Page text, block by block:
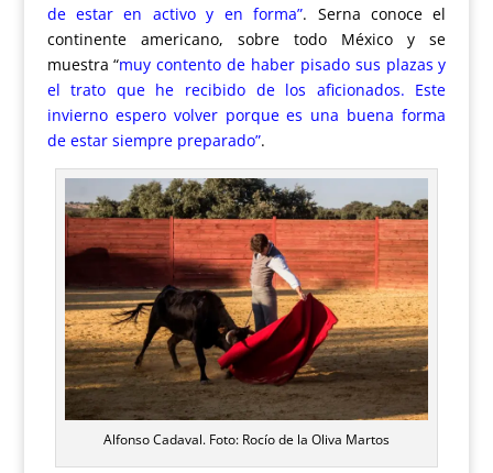
de estar en activo y en forma”. Serna conoce el
continente americano, sobre todo México y se
muestra “muy contento de haber pisado sus plazas y
el trato que he recibido de los aficionados. Este
invierno espero volver porque es una buena forma
de estar siempre preparado”.
Alfonso Cadaval. Foto: Rocío de la Oliva Martos